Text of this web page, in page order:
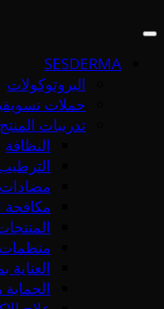
SESDERMA
البروتوكولات
حملات
تدريبات المنتج
النظافة
مكافحة
منظمات
العناية